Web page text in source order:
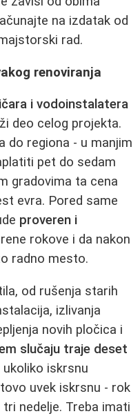
na izdatak od
rad.
renoviranja
i vodoinstalatera
deo celog projekta.
do regiona - u manjim
pet do sedam
gradovima ta cena
evra. Pored same
proveren i
rokove i da nakon
radno mesto.
od rušenja starih
izlivanja
novih pločica i
slučaju traje deset
ukoliko iskrsnu
uvek iskrsnu - rok
nedelje. Treba imati